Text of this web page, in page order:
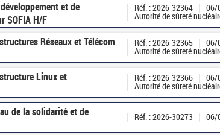
et de
SOFIA H/F
Réf. : 2026-32364
06/
Autorité de sûreté
Réseaux et Télécom
Réf. : 2026-32365
06/
Autorité de sûreté
Linux et
Réf. : 2026-32366
06/
Autorité de sûreté
de la solidarité et de
Réf. : 2026-30273 06/